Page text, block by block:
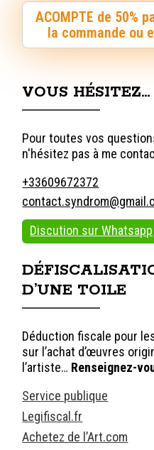
ACOMPTE de 50%
la commande ou
VOUS HÉSITEZ…
Pour toutes vos
n'hésitez pas à me
+33609672372
Discution sur Whatsapp
D’UNE TOILE
Déduction fiscale pour
sur l’achat d’œuvres
l’artiste… Renseignez-
Service publique
Legifiscal.fr
Achetez de l’Art.com